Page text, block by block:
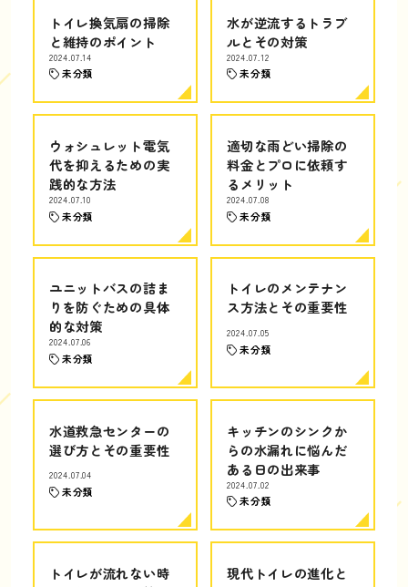
トイレ換気扇の掃除
と維持のポイント
2024.07.14
未分類
水が逆流するトラブ
ルとその対策
2024.07.12
未分類
ウォシュレット電気
代を抑えるための実
践的な方法
2024.07.10
未分類
適切な雨どい掃除の
料金とプロに依頼す
るメリット
2024.07.08
未分類
ユニットバスの詰ま
りを防ぐための具体
的な対策
2024.07.06
未分類
トイレのメンテナン
ス方法とその重要性
2024.07.05
未分類
水道救急センターの
選び方とその重要性
2024.07.04
未分類
キッチンのシンクか
らの水漏れに悩んだ
ある日の出来事
2024.07.02
未分類
トイレが流れない時
現代トイレの進化と